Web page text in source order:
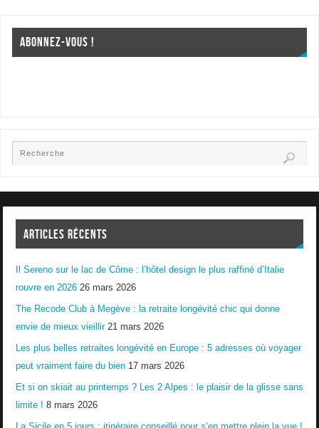
ABONNEZ-VOUS !
ARTICLES RÉCENTS
Il Sereno sur le lac de Côme : l’hôtel design le plus raffiné d’Italie
rouvre en 2026 26 mars 2026
The Recode Club à Megève : la retraite longévité chic qui donne
envie de mieux vieillir 21 mars 2026
Les plus belles retraites longévité en Europe : 5 adresses où voyager
peut vraiment faire du bien 17 mars 2026
Et si on skiait au printemps ? Les 2 Alpes : le plaisir de la glisse sans
limite ! 8 mars 2026